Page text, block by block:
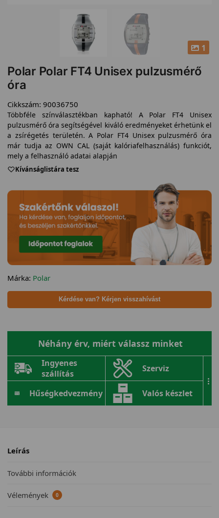
1
Polar Polar FT4 Unisex pulzusmérő
óra
Cikkszám: 90036750
Többféle színválasztékban kapható! A Polar FT4 Unisex
pulzusmérő óra segítségével kiváló eredményeket érhetünk el
a zsírégetés területén. A Polar FT4 Unisex pulzusmérő óra
már tudja az OWN CAL (saját kalóriafelhasználás) funkciót,
mely a felhasználó adatai alapján
Kívánságlistára tesz
Márka: Polar
Kérdése van? Kérjen visszahívást
Néhány érv, miért válassz minket
Ingyenes
szállítás
Szerviz
Hűségkedvezmény Valós készlet
...
Leírás
További információk
Vélemények 0